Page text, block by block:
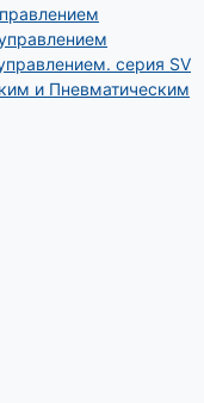
серия SV
и Пневматическим